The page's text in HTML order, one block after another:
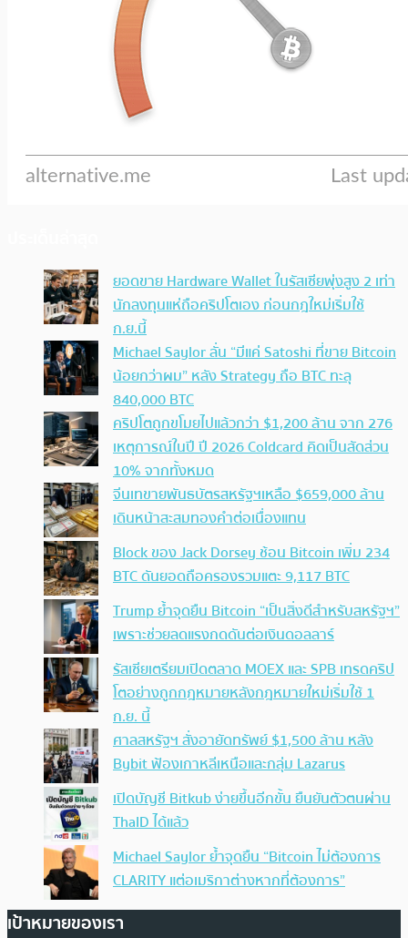
ยอดขาย Hardware Wallet ในรัสเซียพุ่งสูง 2 เท่า
นักลงทุนแห่ถือคริปโตเอง ก่อนกฎใหม่เริ่มใช้
ก.ย.นี้
Michael Saylor ลั่น “มีแค่ Satoshi ที่ขาย Bitcoin
น้อยกว่าผม” หลัง Strategy ถือ BTC ทะลุ
840,000 BTC
คริปโตถูกขโมยไปแล้วกว่า $1,200 ล้าน จาก 276
เหตุการณ์ในปี ปี 2026 Coldcard คิดเป็นสัดส่วน
10% จากทั้งหมด
จีนเทขายพันธบัตรสหรัฐฯเหลือ $659,000 ล้าน
เดินหน้าสะสมทองคำต่อเนื่องแทน
Block ของ Jack Dorsey ช้อน Bitcoin เพิ่ม 234
BTC ดันยอดถือครองรวมแตะ 9,117 BTC
Trump ย้ำจุดยืน Bitcoin “เป็นสิ่งดีสำหรับสหรัฐฯ”
เพราะช่วยลดแรงกดดันต่อเงินดอลลาร์
รัสเซียเตรียมเปิดตลาด MOEX และ SPB เทรดคริป
โตอย่างถูกกฎหมายหลังกฎหมายใหม่เริ่มใช้ 1
ก.ย. นี้
ศาลสหรัฐฯ สั่งอายัดทรัพย์ $1,500 ล้าน หลัง
Bybit ฟ้องเกาหลีเหนือและกลุ่ม Lazarus
เปิดบัญชี Bitkub ง่ายขึ้นอีกขั้น ยืนยันตัวตนผ่าน
ThaID ได้แล้ว
Michael Saylor ย้ำจุดยืน “Bitcoin ไม่ต้องการ
CLARITY แต่อเมริกาต่างหากที่ต้องการ”
เป้าหมายของเรา